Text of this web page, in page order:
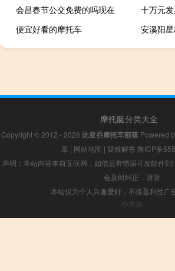
会昌春节公交免费的吗现在
十万元
便宜好看的摩托车
摩托艇分类大全
Copyright © 2012 - 2026 比亚乔摩托车部落Powered
章 | 网站地图 | 疑难解答 陕ICP备
声明：本站内容来自互联网，如信息有错误可发邮件
会及时纠正，谢谢
本站仅为个人兴趣爱好，不接盈利性广
小男孩